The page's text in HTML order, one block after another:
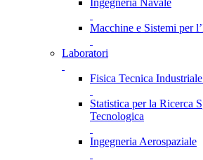
Ingegneria Navale
Macchine e Sistemi per
Laboratori
Fisica Tecnica
Statistica per la Ricerca
Tecnologica
Ingegneria Aerospaziale